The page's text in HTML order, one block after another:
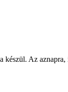
készül. Az